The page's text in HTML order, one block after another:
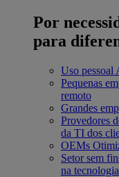
Por
para
Uso pessoal
Pequenas
remoto
Grandes
Provedores
da TI dos
OEMs
Setor sem
na